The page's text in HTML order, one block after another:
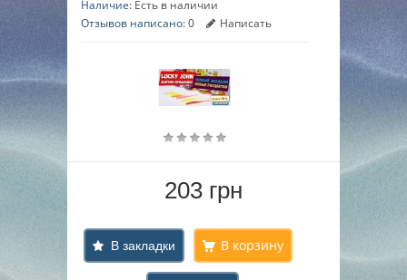
Наличие: Есть в наличии
Отзывов написано:0 Написать
203 грн
В закладки